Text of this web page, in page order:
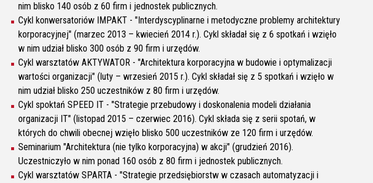
nim blisko 140 osób z 60 firm i jednostek publicznych.
Cykl konwersatoriów IMPAKT - "Interdyscyplinarne i metodyczne problemy architektury
korporacyjnej" (marzec 2013 – kwiecień 2014 r.). Cykl składał się z 6 spotkań i wzięło
w nim udział blisko 300 osób z 90 firm i urzędów.
Cykl warsztatów AKTYWATOR - "Architektura korporacyjna w budowie i optymalizacji
wartości organizacji" (luty – wrzesień 2015 r.). Cykl składał się z 5 spotkań i wzięło w
nim udział blisko 250 uczestników z 80 firm i urzędów.
Cykl spoktań SPEED IT - "Strategie przebudowy i doskonalenia modeli działania
organizacji IT" (listopad 2015 – czerwiec 2016). Cykl składa się z serii spotań, w
których do chwili obecnej wzięło blisko 500 uczestników ze 120 firm i urzędów.
Seminarium "Architektura (nie tylko korporacyjna) w akcji" (grudzień 2016).
Uczestniczyło w nim ponad 160 osób z 80 firm i jednostek publicznych.
Cykl warsztatów SPARTA - "Strategie przedsiębiorstw w czasach automatyzacji i